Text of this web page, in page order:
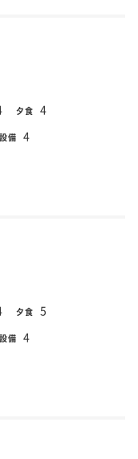
夕食 4
備 4
夕食 5
備 4